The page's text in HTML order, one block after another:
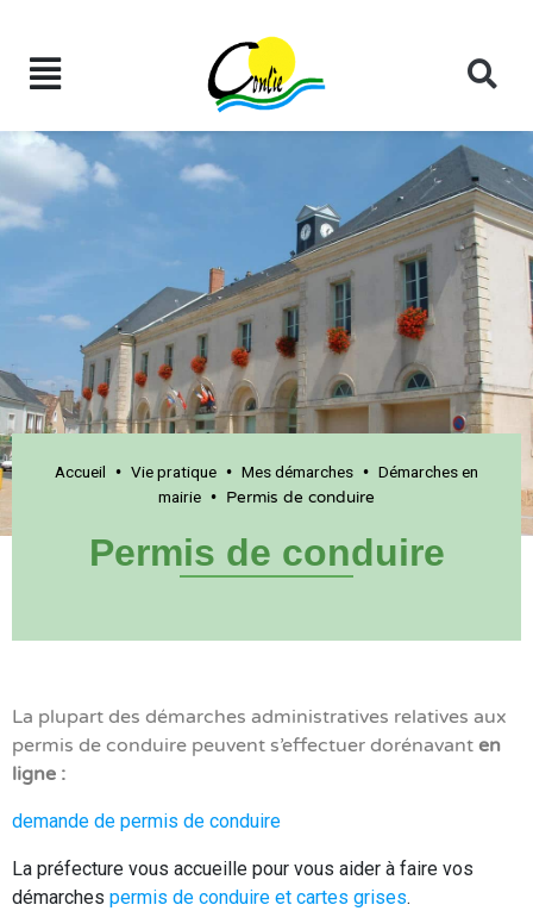
Accueil • Vie pratique • Mes démarches • Démarches en
mairie • Permis de conduire
Permis de conduire
La plupart des démarches administratives relatives aux
permis de conduire peuvent s’effectuer dorénavant en
ligne :
demande de permis de conduire
La préfecture vous accueille pour vous aider à faire vos
démarches permis de conduire et cartes grises.